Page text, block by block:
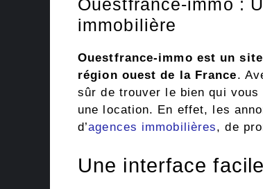
Ouestfrance-immo :
immobilière
Ouestfrance-immo est un
région ouest de la France.
sûr de trouver le bien qui
une location. En effet, les
d’agences immobilières, de
Une interface